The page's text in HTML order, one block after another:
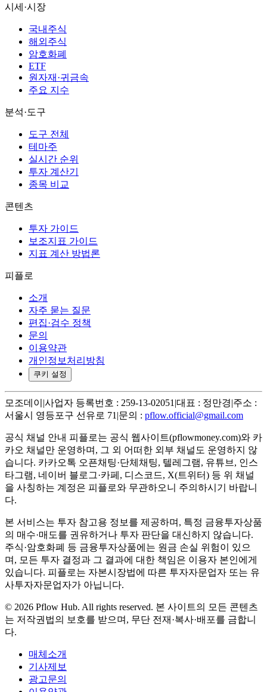
시세·시장
국내주식
해외주식
암호화폐
ETF
원자재·귀금속
주요 지수
분석·도구
도구 전체
테마주
실시간 순위
투자 계산기
종목 비교
콘텐츠
투자 가이드
보조지표 가이드
지표 계산 방법론
피플로
소개
자주 묻는 질문
편집·검수 정책
문의
이용약관
개인정보처리방침
쿠키 설정
모조데이 |사업자 등록번호 : 259-13-02051 |대표 : 정만경|주소 :
서울시 영등포구 선유로 71 |문의 : pflow.official@gmail.com
공식 채널 안내 피플로는 공식 웹사이트(pflowmoney.com)와 카
카오 채널만 운영하며, 그 외 어떠한 외부 채널도 운영하지 않
습니다. 카카오톡 오픈채팅·단체채팅, 텔레그램, 유튜브, 인스
타그램, 네이버 블로그·카페, 디스코드, X(트위터) 등 위 채널
을 사칭하는 계정은 피플로와 무관하오니 주의하시기 바랍니
다.
본 서비스는 투자 참고용 정보를 제공하며, 특정 금융투자상품
의 매수·매도를 권유하거나 투자 판단을 대신하지 않습니다.
주식·암호화폐 등 금융투자상품에는 원금 손실 위험이 있으
며, 모든 투자 결정과 그 결과에 대한 책임은 이용자 본인에게
있습니다. 피플로는 자본시장법에 따른 투자자문업자 또는 유
사투자자문업자가 아닙니다.
© 2026 Pflow Hub. All rights reserved. 본 사이트의 모든 콘텐츠
는 저작권법의 보호를 받으며, 무단 전재·복사·배포를 금합니
다.
매체소개
기사제보
광고문의